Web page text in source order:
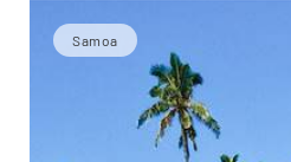
Samoa